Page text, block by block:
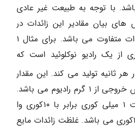
با توجه به طبیعت غیر عادی
های بیان مقادیر این زائدات در
مقایسه با سایر زائدات متفاوت می باشد. برای مثال ۱
از یک رادیو نوکلوئید است که
در هر ثانیه تولید می کند. این مقدار
تقریبا معادل با تابش خروجی از ۱ گرم رادیوم می باشد.
لازم به یادآوری است ۱ میلی کوری برابر با ۱۰کوری وا
میکروکوری برابر با ۱۰کوری می باشد. غلظت زائدات مایع